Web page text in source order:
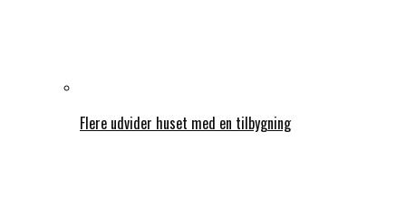
Flere udvider huset med en tilbygning